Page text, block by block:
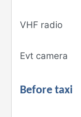
VHF radio
Evt camera
Before taxi